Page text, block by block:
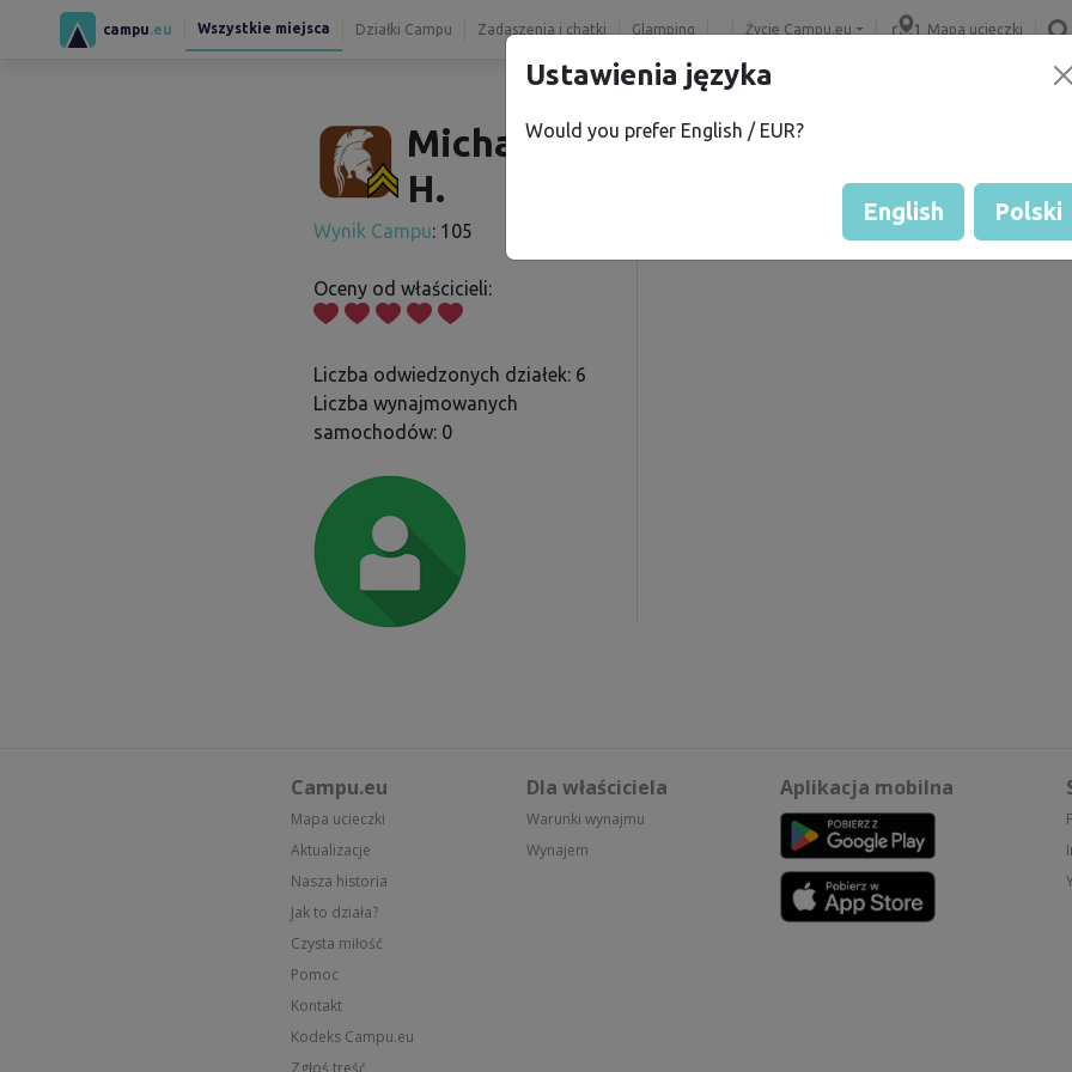
campu .eu Wszystkie miejsca Działki Campu Zadaszenia i chatki Glamping Życie Campu.eu Mapa ucieczki
Michaela
H.
Wynik Campu: 105
Oceny od właścicieli:
Liczba odwiedzonych działek: 6
Liczba wynajmowanych
samochodów: 0
Campu.eu
Mapa ucieczki
Aktualizacje
Nasza historia
Jak to działa?
Czysta miłość
Pomoc
Kontakt
Kodeks Campu.eu
Zgłoś treść
Dla właściciela
Warunki wynajmu
Wynajem
Aplikacja mobilna
Ustawienia języka
Would you prefer English / EUR?
English Polski